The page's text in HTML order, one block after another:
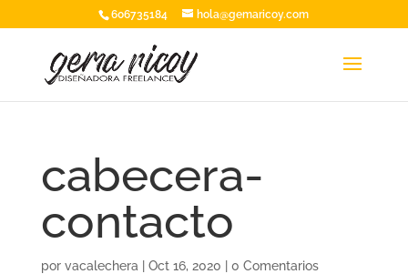
606735184 hola@gemaricoy.com
cabecera-
contacto
por vacalechera Oct 16, 2020 0 Comentarios